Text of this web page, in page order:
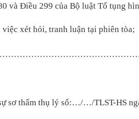
Điều 299 của Bộ luật Tố tụng
xét hỏi, tranh luận tại phiên tòa;
sơ thẩm thụ lý số:…/…/TLST-HS